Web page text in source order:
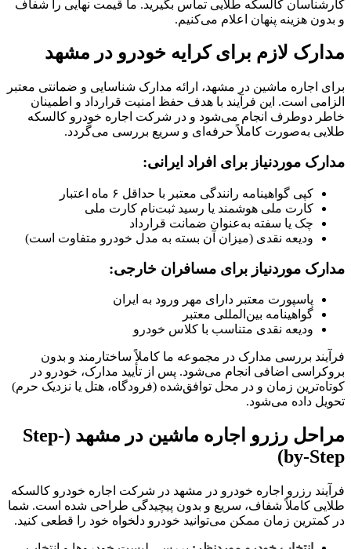
کارشناسان کالسکه طلایی تماس بگیرید. ما قیمت نهایی را شفاف
و بدون هزینه پنهان اعلام می‌کنیم.
مدارک لازم برای کرایه خودرو در مشهد
برای اجاره ماشین در مشهد، ارائه مدارک شناسایی و ضمانتی معتبر
الزامی است. این فرآیند با هدف حفظ امنیت قرارداد و اطمینان
خاطر دوطرف انجام می‌شود و در شرکت اجاره خودرو کالسکه
طلایی به‌صورت کاملاً حرفه‌ای و سریع بررسی می‌گردد.
مدارک موردنیاز برای افراد ایرانی:
کپی گواهینامه رانندگی معتبر با حداقل ۶ ماه اعتبار
کارت ملی هوشمند یا رسید ثبت‌نام کارت ملی
چک یا سفته به‌عنوان ضمانت قرارداد
ودیعه نقدی (میزان آن بسته به مدل خودرو متفاوت است)
مدارک موردنیاز برای مسافران خارجی:
پاسپورت معتبر دارای مهر ورود به ایران
گواهینامه بین‌المللی معتبر
ودیعه نقدی متناسب با کلاس خودرو
فرآیند بررسی مدارک در مجموعه ما کاملاً ساختارمند و بدون
بروکراسی اضافی انجام می‌شود. پس از تأیید مدارک، خودرو در
کوتاه‌ترین زمان و در محل توافق‌شده (فرودگاه، هتل یا نزدیک حرم)
تحویل داده می‌شود.
مراحل رزرو اجاره ماشین در مشهد (Step-
by-Step)
فرآیند رزرو اجاره خودرو در مشهد در شرکت اجاره خودرو کالسکه
طلایی کاملاً شفاف، سریع و بدون پیچیدگی طراحی شده است. شما
در کمترین زمان ممکن می‌توانید خودرو دلخواه خود را قطعی کنید.